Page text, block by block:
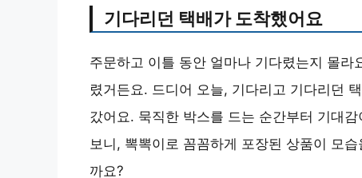
기다리던 택배가 도착했어요
주문하고 이틀 동안 얼마나 기다렸는지 몰
렸거든요. 드디어 오늘, 기다리고 기다리던
갔어요. 묵직한 박스를 드는 순간부터 기대
보니, 뽁뽁이로 꼼꼼하게 포장된 상품이 모
까요?